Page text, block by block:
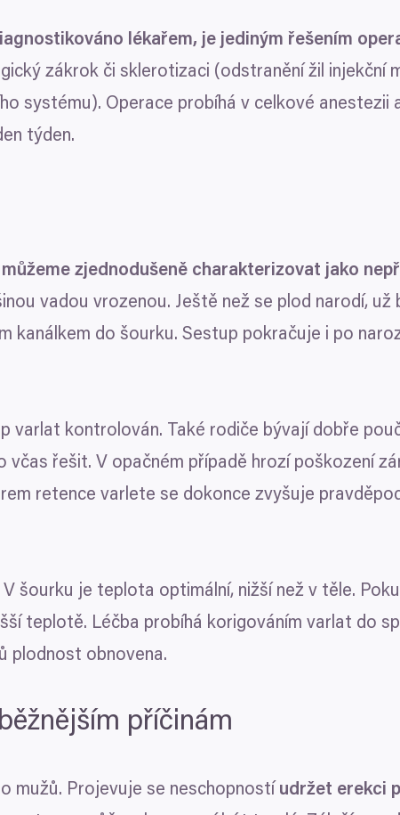
lékařem, je jediným řešením
zákrok či sklerotizaci (odstranění žil injekční
systému). Operace probíhá v celkové anestezii
týden.
zjednodušeně charakterizovat jako
vadou vrozenou. Ještě než se plod narodí, už
do šourku. Sestup pokračuje i po
varlat kontrolován. Také rodiče bývají dobře
řešit. V opačném případě hrozí poškození
retence varlete se dokonce zvyšuje
V šourku je teplota optimální, nižší než v těle.
teplotě. Léčba probíhá korigováním varlat do
plodnost obnovena.
příčinám
mužů. Projevuje se neschopností udržet erekci